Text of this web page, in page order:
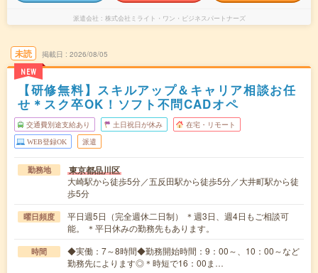
派遣会社 株式会社ミライト・ワン・ビジネスパートナーズ
未読
NEW
掲載日 2026/08/05
【研修無料】スキルアップ＆キャリア相談お任
せ＊スク卒OK！ソフト不問CADオペ
交通費別途支給あり 土日祝日が休み 在宅・リモート
WEB登録OK 派遣
勤務地 東京都品川区
大崎駅から徒歩5分／五反田駅から徒歩5分／大井町駅から徒
歩5分
曜日頻度
平日週5日（完全週休二日制） ＊週3日、週4日もご相談可
能。 ＊平日休みの勤務先もあります。
時間
◆実働：7～8時間◆勤務開始時間：9：00～、10：00～など
勤務先によります◎＊時短で16：00ま…